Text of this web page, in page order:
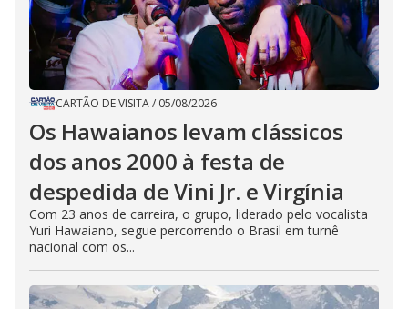
CARTÃO DE VISITA/ 05/08/2026
Os Hawaianos levam clássicos
dos anos 2000 à festa de
despedida de Vini Jr. e Virgínia
Com 23 anos de carreira, o grupo, liderado pelo vocalista
Yuri Hawaiano, segue percorrendo o Brasil em turnê
nacional com os...